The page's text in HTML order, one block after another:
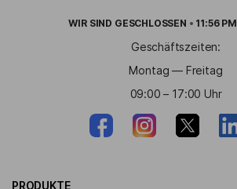
WIR SIND GESCHLOSSEN • 11:56 PM
Geschäftszeiten:
Montag — Freitag
09:00 – 17:00 Uhr
PRODUKTE